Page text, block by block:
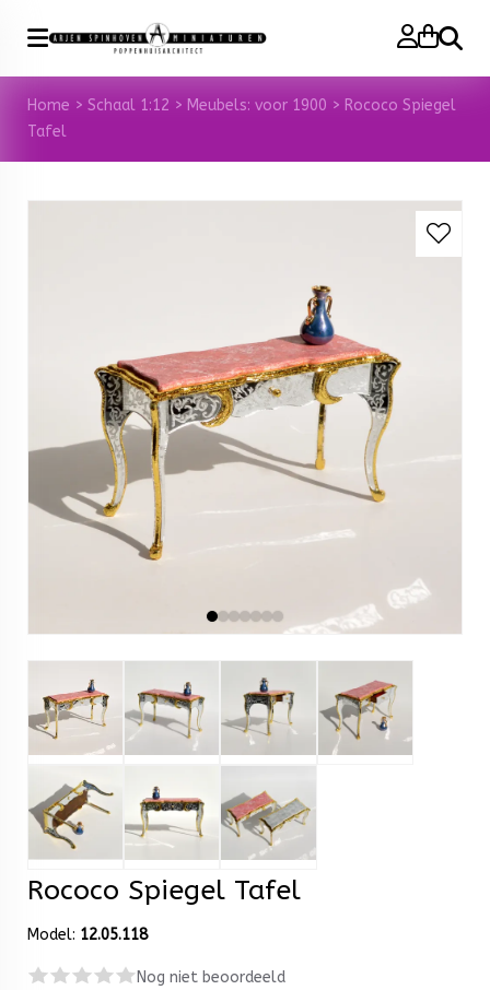
Zoeken
Home > Schaal 1:12 > Meubels: voor 1900 > Rococo Spiegel
Tafel
Rococo Spiegel Tafel
Model: 12.05.118
Nog niet beoordeeld